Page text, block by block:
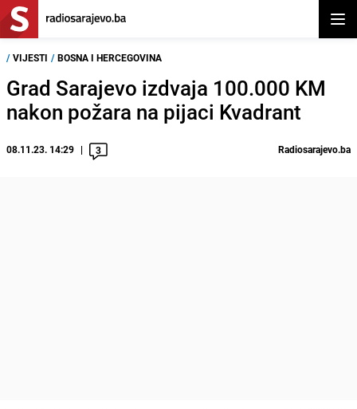
/ VIJESTI / BOSNA I HERCEGOVINA
Grad Sarajevo izdvaja 100.000 KM
nakon požara na pijaci Kvadrant
08.11.23. 14:29 3 Radiosarajevo.ba